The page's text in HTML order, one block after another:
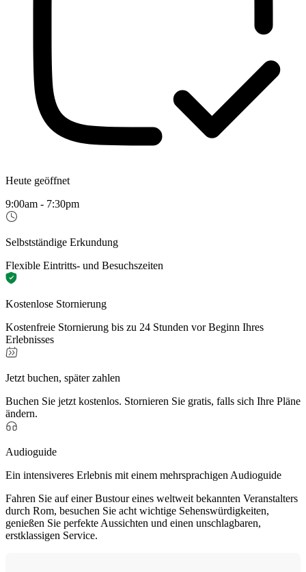
Heute geöffnet
9:00am - 7:30pm
Selbstständige Erkundung
Flexible Eintritts- und Besuchszeiten
Kostenlose Stornierung
Kostenfreie Stornierung bis zu 24 Stunden vor Beginn Ihres
Erlebnisses
Jetzt buchen, später zahlen
Buchen Sie jetzt kostenlos. Stornieren Sie gratis, falls sich Ihre Pläne
ändern.
Audioguide
Ein intensiveres Erlebnis mit einem mehrsprachigen Audioguide
Fahren Sie auf einer Bustour eines weltweit bekannten Veranstalters
durch Rom, besuchen Sie acht wichtige Sehenswürdigkeiten,
genießen Sie perfekte Aussichten und einen unschlagbaren,
erstklassigen Service.